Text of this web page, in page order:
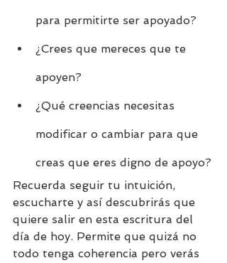
para permitirte ser apoyado?
¿Crees que mereces que te
apoyen?
¿Qué creencias necesitas
modificar o cambiar para que
creas que eres digno de apoyo?
Recuerda seguir tu intuición,
escucharte y así descubrirás que
quiere salir en esta escritura del
día de hoy. Permite que quizá no
todo tenga coherencia pero verás